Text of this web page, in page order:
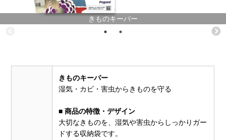
きものキーパー
きものキーパー
湿気・カビ・害虫からきものを守る
■ 商品の特徴・デザイン
大切なきものを、湿気や害虫からしっかりガー
ドする収納袋です。